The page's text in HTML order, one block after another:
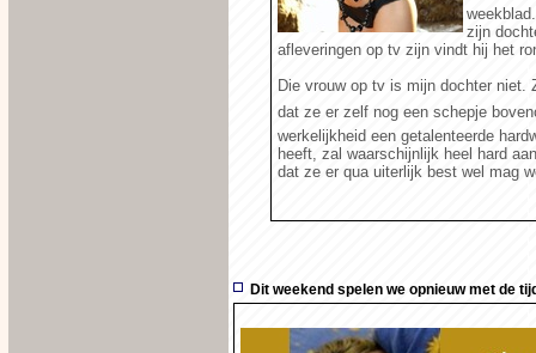
zijn
afleveringen op tv zijn vindt hij het
Die vrouw op tv is mijn dochter
dat ze er zelf nog een schepje
werkelijkheid een getalenteerde
heeft, zal waarschijnlijk heel hard
dat ze er qua uiterlijk best wel mag
Dit weekend spelen we opnieuw met de